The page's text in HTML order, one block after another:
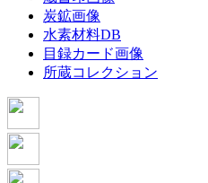
炭鉱画像
水素材料DB
目録カード画像
所蔵コレクション